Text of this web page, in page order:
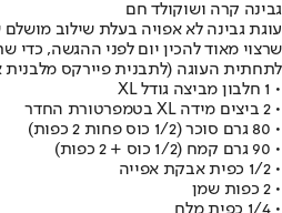
גבינה קרה ושוקולד חם
עוגת גבינה לא אפויה בעלת שילוב מושלם
שרצוי מאוד להכין יום לפני ההגשה, כדי
לתחתית העוגה (לתבנית פיירקס מלבנית או
• 1 חלבון מביצה גודל XL
• 2 ביצים מידה XL בטמפרטורת החדר
• 80 גרם סוכר (1/2 כוס פחות 2 כפות)
• 90 גרם קמח (1/2 כוס + 2 כפות)
• 1/2 כפית אבקת אפייה
• 2 כפות שמן